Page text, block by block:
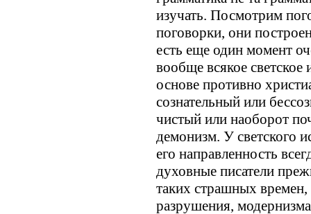
изучать. Посмотрим
поговорки, они
есть еще один момент
вообще всякое светское
основе противно
сознательный или
чистый или наоборот
демонизм. У светского
его направленность
духовные писатели
таких страшных времен,
разрушения,